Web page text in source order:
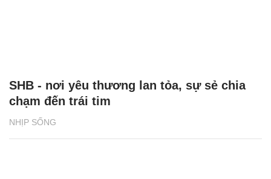
NHỊP SỐNG
SHB - nơi yêu thương lan tỏa, sự sẻ chia
chạm đến trái tim